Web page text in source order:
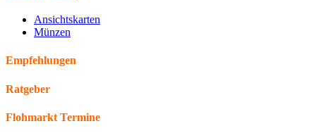
Ansichtskarten
Münzen
Empfehlungen
Ratgeber
Flohmarkt Termine